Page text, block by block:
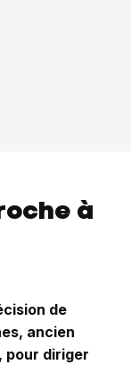
à
de
ancien
pour diriger